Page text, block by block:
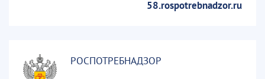
58.rospotrebnadzor.ru
РОСПОТРЕБНАДЗОР